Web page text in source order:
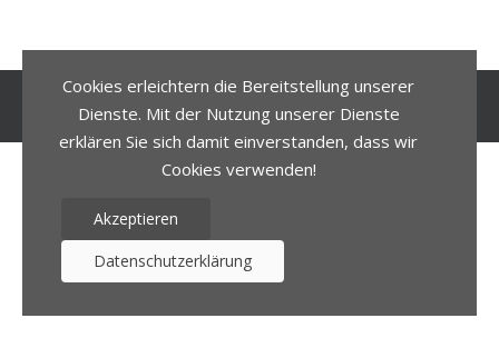
© 2026. Stephanie Ruhfaß.
Cookies erleichtern die Bereitstellung unserer
Dienste. Mit der Nutzung unserer Dienste
erklären Sie sich damit einverstanden, dass wir
Cookies verwenden!
Akzeptieren
Datenschutzerklärung